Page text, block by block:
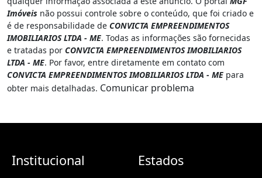
Imóveis não possui controle sobre o conteúdo, que foi criado e
é de responsabilidade de CONVICTA EMPREENDIMENTOS
IMOBILIARIOS LTDA - ME. Todas as informações são fornecidas
e tratadas por CONVICTA EMPREENDIMENTOS IMOBILIARIOS
LTDA - ME. Por favor, entre diretamente em contato com
CONVICTA EMPREENDIMENTOS IMOBILIARIOS LTDA - ME para
obter mais detalhadas. Comunicar problema
Institucional Estados